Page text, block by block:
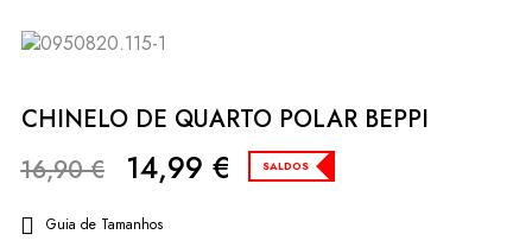
CHINELO DE QUARTO POLAR BEPPI
16,90€ 14,99 € SALDOS
Guia de Tamanhos